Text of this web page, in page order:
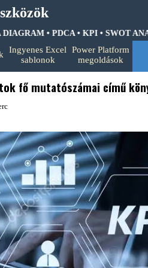
• PDCA • KPI • SWOT
▼
Ingyenes Excel
sablonok
▼
Power Platform
megoldások
fő mutatószámai című